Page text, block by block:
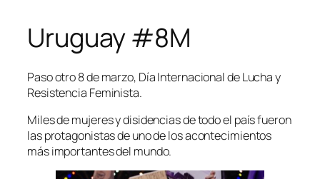
Uruguay #8M
Paso otro 8 de marzo, Día Internacional de Lucha y
Resistencia Feminista.
Miles de mujeres y disidencias de todo el país fueron
las protagonistas de uno de los acontecimientos
más importantes del mundo.